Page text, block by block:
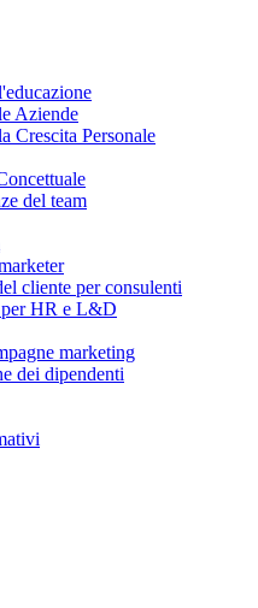
Aziende
Crescita Personale
del team
cliente per consulenti
per HR e L&D
marketing
dei dipendenti